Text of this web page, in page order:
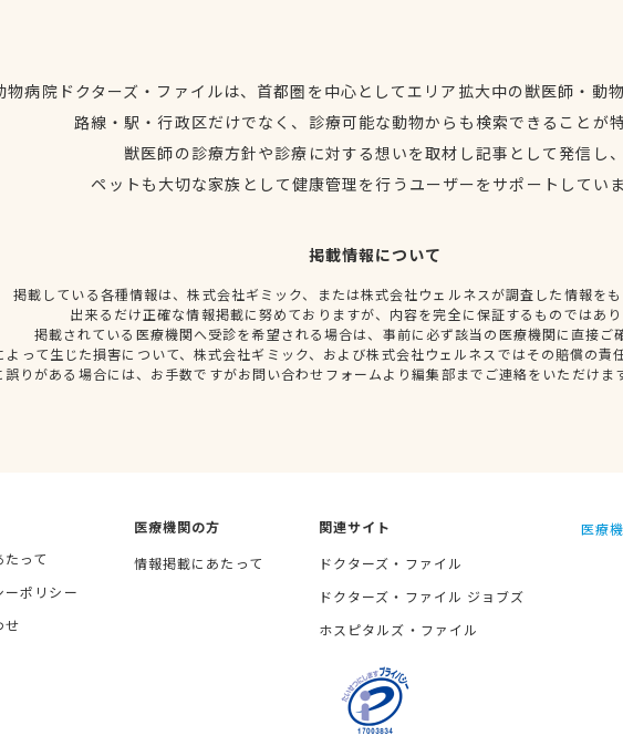
物病院ドクターズ・ファイルは、首都圏を中心としてエリア拡大中の獣医師・動
路線・駅・行政区だけでなく、診療可能な動物からも検索できることが
獣医師の診療方針や診療に対する想いを取材し記事として発信し
ペットも大切な家族として健康管理を行うユーザーをサポートしてい
掲載情報について
掲載している各種情報は、株式会社ギミック、または株式会社ウェルネスが調査した情報を
出来るだけ正確な情報掲載に努めておりますが、内容を完全に保証するものではあ
掲載されている医療機関へ受診を希望される場合は、事前に必ず該当の医療機関に直接ご
よって生じた損害について、株式会社ギミック、および株式会社ウェルネスではその賠償の責
誤りがある場合には、お手数ですがお問い合わせフォームより編集部までご連絡をいただけま
たって
ーポリシー
せ
医療機関の方
情報掲載にあたって
関連サイト
ドクターズ・ファイル
ドクターズ・ファイル ジョブズ
ホスピタルズ・ファイル
医療